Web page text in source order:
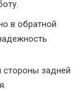
в обратной
стороны задней